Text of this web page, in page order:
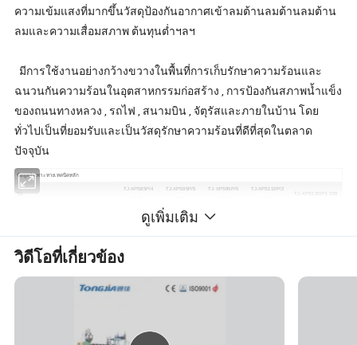
ความเข้มแสงที่มากขึ้นวัสดุป้องกันอากาศเข้าลมต้านลมต้านลมต้าน
ลมและความเสื่อมสภาพ ต้นทุนต่ำฯลฯ
มีการใช้งานอย่างกว้างขวางในพื้นที่การเก็บรักษาความร้อนและ
ฉนวนกันความร้อนในอุตสาหกรรมก่อสร้าง , การป้องกันสภาพน้ำแข็ง
ของถนนทางหลวง , รถไฟ , สนามบิน , จัตุรัสและภายในบ้าน โดย
ทั่วไปเป็นที่ยอมรับและเป็นวัสดุรักษาความร้อนที่ดีที่สุดในตลาด
ปัจจุบัน
ข้อมูลจำเพาะทางเทคนิคหลัก
รุ่น
TJ-XPS85P/4 TJ-XPS95P/5 TJ-XPS95P/5 TJ-XPS110P/2
TJ-XPS120P/1 300
0
Ø95Doubl
e 0
ความหนาของแผ่นวัตถุ มม 20-150 30-150 30-150 30-150 30-150
ความกว้างของแผ่นวัตถุ มม
กิโล
650
55
ดูเพิ่มเติม
วิดีโอที่เกี่ยวข้อง